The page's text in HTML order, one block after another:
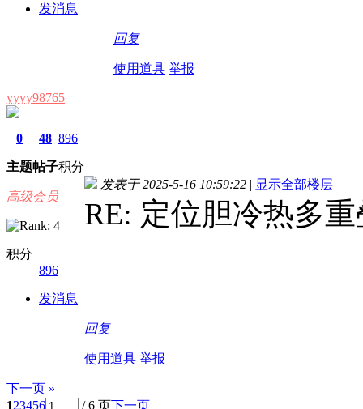
发消息
回复
使用道具 举报
yyyy98765
0
主题
48
帖子
896
积分
高级会员
积分
896
发消息
发表于 2025-5-16 10:59:22 | 显示全部楼层
RE: 定位胆冷热多
回复
使用道具 举报
下一页 »
123456 / 6 页下一页